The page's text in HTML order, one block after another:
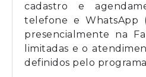
cadastro e
telefone e WhatsApp
presencialmente na
limitadas e o
definidos pelo